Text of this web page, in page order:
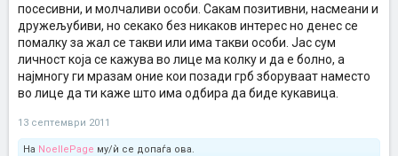
посесивни, и молчаливи особи. Сакам позитивни, насмеани и
дружељубиви, но секако без никаков интерес но денес се
помалку за жал се такви или има такви особи. Јас сум
личност која се кажува во лице ма колку и да е болно, а
најмногу ги мразам оние кои позади грб зборуваат наместо
во лице да ти каже што има одбира да биде кукавица.
13 септември 2011
На NoellePage му/ѝ се допаѓа ова.